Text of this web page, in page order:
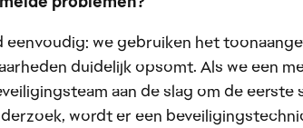
we gebruiken het
duidelijk opsomt. Als we een
aan de slag om de
wordt er een